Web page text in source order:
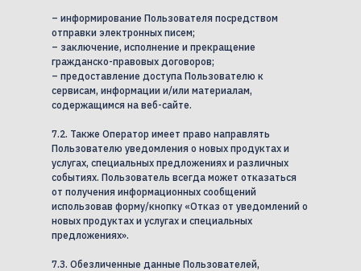
– информирование Пользователя посредством
отправки электронных писем;
– заключение, исполнение и прекращение
гражданско-правовых договоров;
– предоставление доступа Пользователю к
сервисам, информации и/или материалам,
содержащимся на веб-сайте.
7.2. Также Оператор имеет право направлять
Пользователю уведомления о новых продуктах и
услугах, специальных предложениях и различных
событиях. Пользователь всегда может отказаться
от получения информационных сообщений
использовав форму/кнопку «Отказ от уведомлений о
новых продуктах и услугах и специальных
предложениях».
7.3. Обезличенные данные Пользователей,